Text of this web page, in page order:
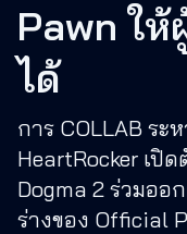
Pawn ให้
ได้
การ COLLAB ระ
HeartRocker เปิ
Dogma 2 ร่วมออ
ร่างของ Official